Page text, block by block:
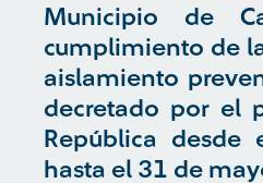
Municipio de
cumplimiento de
aislamiento
decretado por el
República
hasta el 31 de